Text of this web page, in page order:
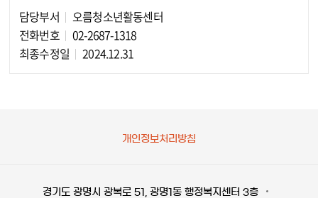
담당부서
오름청소년활동센터
전화번호
02-2687-1318
최종수정일
2024.12.31
개인정보처리방침
경기도 광명시 광복로 51, 광명1동 행정복지센터 3층